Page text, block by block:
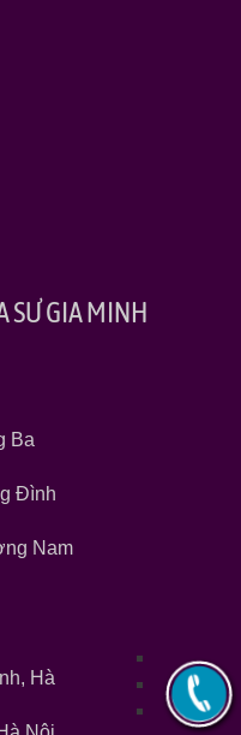
SƯ GIA MINH
Ba
Đình
Nam
Hà